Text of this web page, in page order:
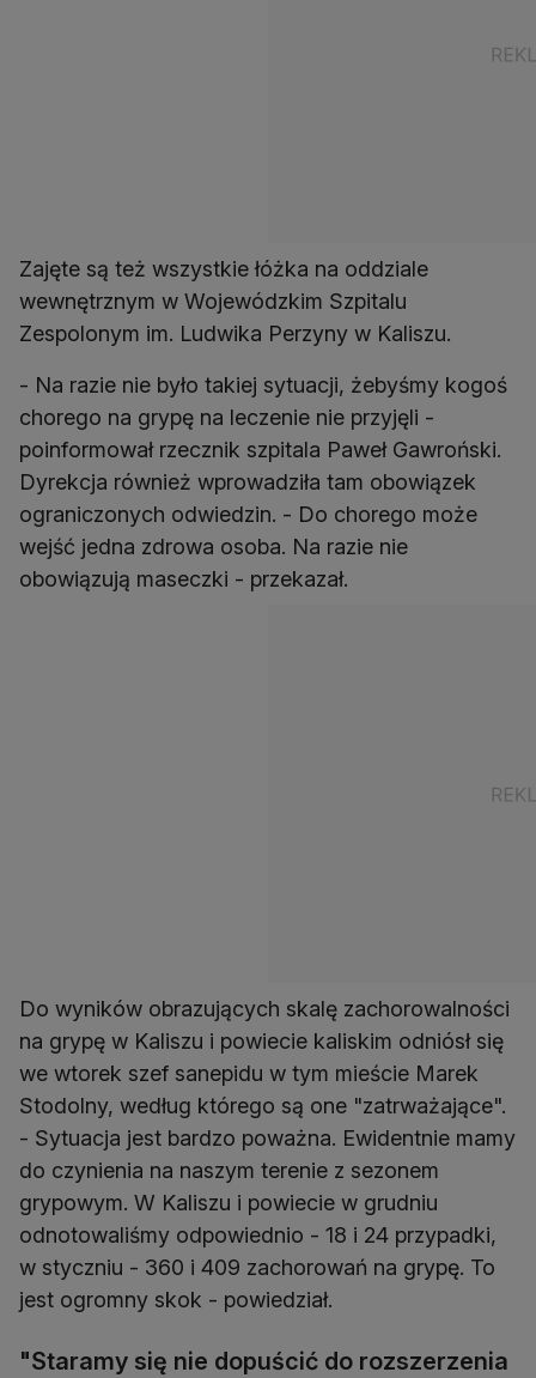
Zajęte są też wszystkie łóżka na oddziale
wewnętrznym w Wojewódzkim Szpitalu
Zespolonym im. Ludwika Perzyny w Kaliszu.
- Na razie nie było takiej sytuacji, żebyśmy kogoś
chorego na grypę na leczenie nie przyjęli -
poinformował rzecznik szpitala Paweł Gawroński.
Dyrekcja również wprowadziła tam obowiązek
ograniczonych odwiedzin. - Do chorego może
wejść jedna zdrowa osoba. Na razie nie
obowiązują maseczki - przekazał.
Do wyników obrazujących skalę zachorowalności
na grypę w Kaliszu i powiecie kaliskim odniósł się
we wtorek szef sanepidu w tym mieście Marek
Stodolny, według którego są one "zatrważające".
- Sytuacja jest bardzo poważna. Ewidentnie mamy
do czynienia na naszym terenie z sezonem
grypowym. W Kaliszu i powiecie w grudniu
odnotowaliśmy odpowiednio - 18 i 24 przypadki,
w styczniu - 360 i 409 zachorowań na grypę. To
jest ogromny skok - powiedział.
"Staramy się nie dopuścić do rozszerzenia